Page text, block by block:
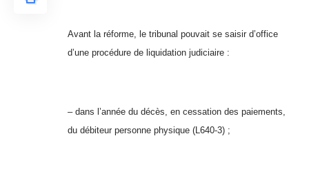
Avant la réforme, le tribunal pouvait se saisir d’office
d’une procédure de liquidation judiciaire :
– dans l’année du décès, en cessation des paiements,
du débiteur personne physique (L640-3) ;